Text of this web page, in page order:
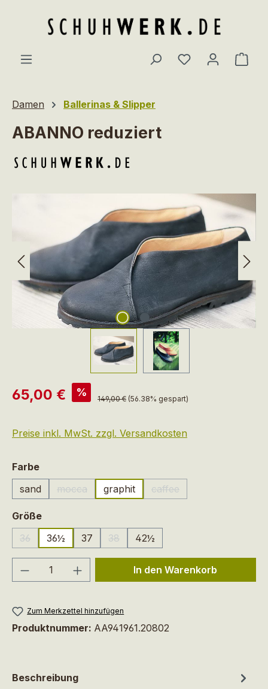
Du hast 0
Damen Ballerinas & Slipper
ABANNO reduziert
Verkaufspreis:
65,00 € % Regulärer Preis:
149,00 € (56.38% gespart)
Preise inkl. MwSt. zzgl. Versandkosten
Farbeauswählen
sand
mocca
(Diese Option ist zurzeit nicht verfügbar.)
graphit caffee
(Diese Option ist zurzeit
Größeauswählen
36
(Diese Option ist zurzeit nicht verfügbar.)
36½ 37 38
(Diese Option ist zurzeit nicht
42½
Produkt Anzahl: Gib denIn den Warenkorb
Zum Merkzettel hinzufügen
Produktnummer: AA941961.20802
Beschreibung